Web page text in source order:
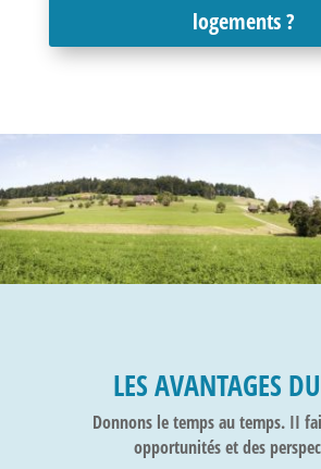
logements ?
LES AVANTAGES
Donnons le temps au temps. II
opportunités et des